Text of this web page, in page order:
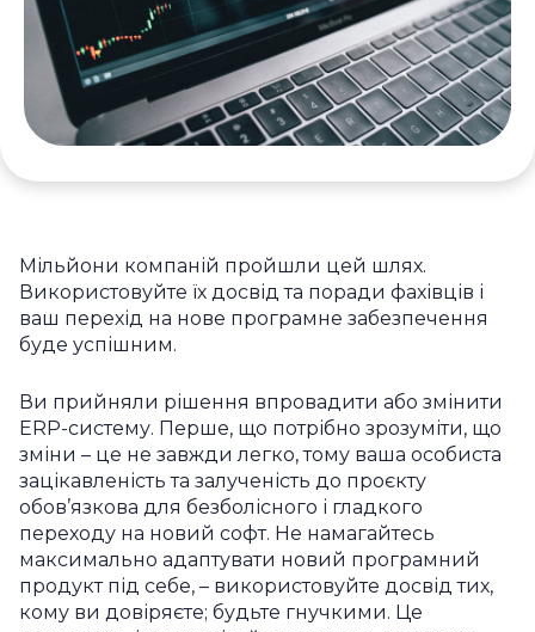
Мільйони компаній пройшли цей шлях.
Використовуйте їх досвід та поради фахівців і
ваш перехід на нове програмне забезпечення
буде успішним.
Ви прийняли рішення впровадити або змінити
ERP-систему. Перше, що потрібно зрозуміти, що
зміни – це не завжди легко, тому ваша особиста
зацікавленість та залученість до проєкту
обов’язкова для безболісного і гладкого
переходу на новий софт. Не намагайтесь
максимально адаптувати новий програмний
продукт під себе, – використовуйте досвід тих,
кому ви довіряєте; будьте гнучкими. Це